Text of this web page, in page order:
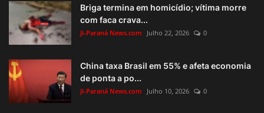
Briga termina em homicídio; vítima morre
com faca crava...
Ji-Paraná News.com Julho 22, 2026 0
China taxa Brasil em 55% e afeta economia
de ponta a po...
Ji-Paraná News.com Julho 10, 2026 0